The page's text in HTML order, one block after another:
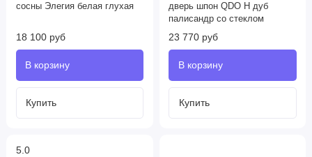
сосны Элегия белая глухая
18 100 руб
дверь шпон QDO H дуб
палисандр со стеклом
23 770 руб
5.0